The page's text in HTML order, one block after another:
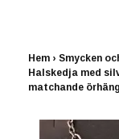
Hem › Smycken
Halskedja med
matchande